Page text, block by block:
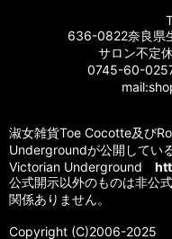
636-0822奈良県
サロン不定
0745-60-
淑女雑貨Toe Cocotte及び
Undergroundが公開してい
Victorian Underground
公式開示以外のものは非公
関係ありません。
Copyright (C)2006-2025